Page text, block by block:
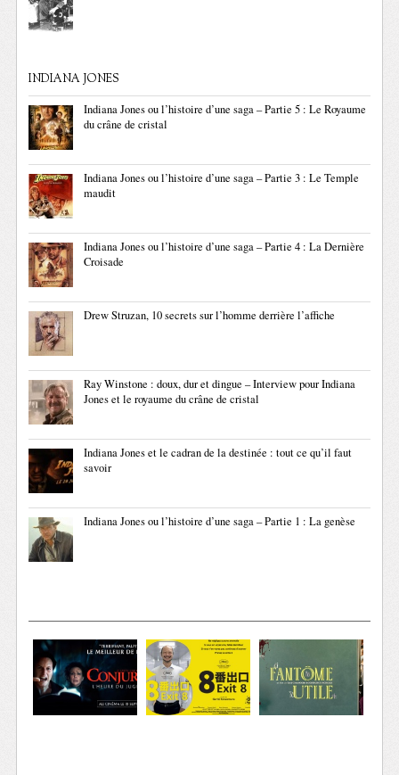
INDIANA JONES
Indiana Jones ou l’histoire d’une saga – Partie 5 : Le Royaume
du crâne de cristal
Indiana Jones ou l’histoire d’une saga – Partie 3 : Le Temple
maudit
Indiana Jones ou l’histoire d’une saga – Partie 4 : La Dernière
Croisade
Drew Struzan, 10 secrets sur l’homme derrière l’affiche
Ray Winstone : doux, dur et dingue – Interview pour Indiana
Jones et le royaume du crâne de cristal
Indiana Jones et le cadran de la destinée : tout ce qu’il faut
savoir
Indiana Jones ou l’histoire d’une saga – Partie 1 : La genèse